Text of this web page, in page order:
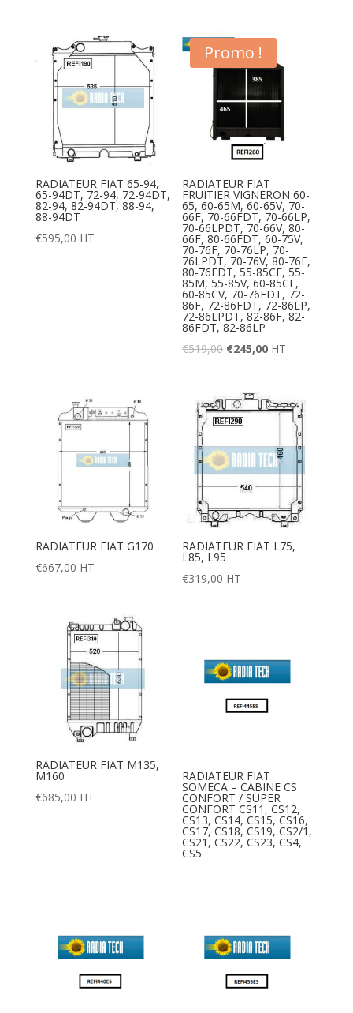
RADIATEUR FIAT 65-94,
65-94DT, 72-94, 72-94DT,
82-94, 82-94DT, 88-94,
88-94DT
€595,00 HT
Promo !
RADIATEUR FIAT
FRUITIER VIGNERON 60-
65, 60-65M, 60-65V, 70-
66F, 70-66FDT, 70-66LP,
70-66LPDT, 70-66V, 80-
66F, 80-66FDT, 60-75V,
70-76F, 70-76LP, 70-
76LPDT, 70-76V, 80-76F,
80-76FDT, 55-85CF, 55-
85M, 55-85V, 60-85CF,
60-85CV, 70-76FDT, 72-
86F, 72-86FDT, 72-86LP,
72-86LPDT, 82-86F, 82-
86FDT, 82-86LP
€519,00 €245,00 HT
RADIATEUR FIAT G170
€667,00 HT
RADIATEUR FIAT L75,
L85, L95
€319,00 HT
RADIATEUR FIAT M135,
M160
€685,00 HT
RADIATEUR FIAT
SOMECA – CABINE CS
CONFORT / SUPER
CONFORT CS11, CS12,
CS13, CS14, CS15, CS16,
CS17, CS18, CS19, CS2/1,
CS21, CS22, CS23, CS4,
CS5